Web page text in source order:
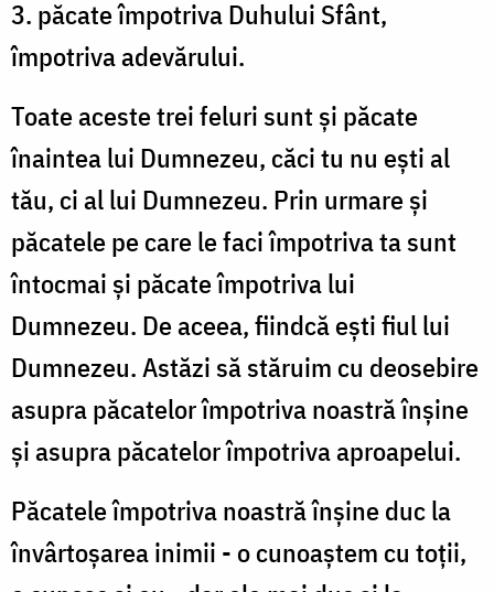
3. păcate împotriva Duhului Sfânt,
împotriva adevărului.
Toate aceste trei feluri sunt şi păcate
înaintea lui Dumnezeu, căci tu nu eşti al
tău, ci al lui Dumnezeu. Prin urmare şi
păcatele pe care le faci împotriva ta sunt
întocmai şi păcate împotriva lui
Dumnezeu. De aceea, fiindcă eşti fiul lui
Dumnezeu. Astăzi să stăruim cu deosebire
asupra păcatelor împotriva noastră înşine
şi asupra păcatelor împotriva aproapelui.
Păcatele împotriva noastră înşine duc la
învârtoşarea inimii - o cunoaştem cu toţii,